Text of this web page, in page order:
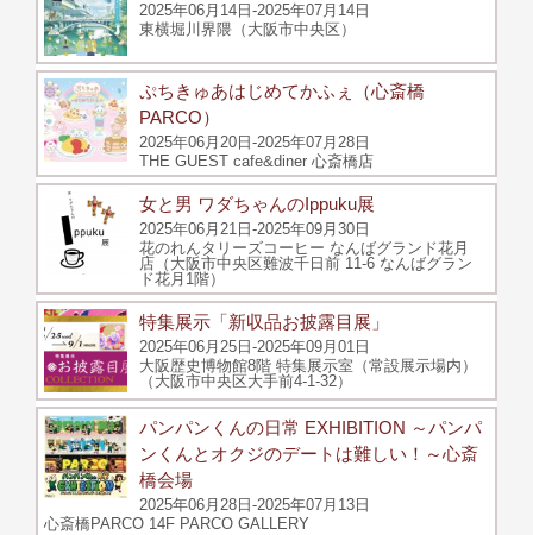
2025年06月14日-2025年07月14日
東横堀川界隈（大阪市中央区）
ぷちきゅあはじめてかふぇ（心斎橋
PARCO）
2025年06月20日-2025年07月28日
THE GUEST cafe&diner 心斎橋店
女と男 ワダちゃんのIppuku展
2025年06月21日-2025年09月30日
花のれんタリーズコーヒー なんばグランド花月
店（大阪市中央区難波千日前 11-6 なんばグラン
ド花月1階）
特集展示「新収品お披露目展」
2025年06月25日-2025年09月01日
大阪歴史博物館8階 特集展示室（常設展示場内）
（大阪市中央区大手前4-1-32）
パンパンくんの日常 EXHIBITION ～パンパ
ンくんとオクジのデートは難しい！～心斎
橋会場
2025年06月28日-2025年07月13日
心斎橋PARCO 14F PARCO GALLERY